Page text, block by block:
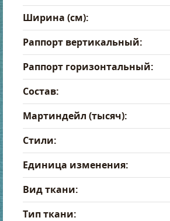
Ширина (см):
Раппорт вертикальный:
Раппорт горизонтальный:
Состав:
Мартиндейл (тысяч):
Стили:
Единица изменения:
Вид ткани:
Тип ткани: